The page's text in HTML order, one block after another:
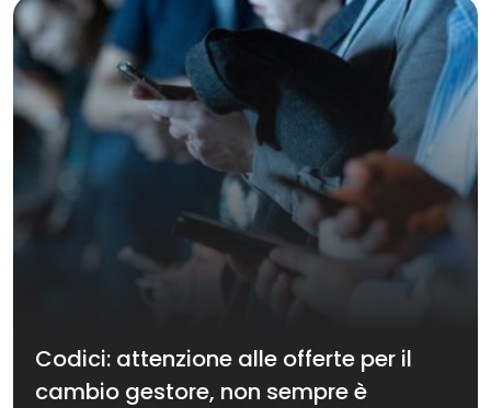
Codici: attenzione alle offerte per il
cambio gestore, non sempre è